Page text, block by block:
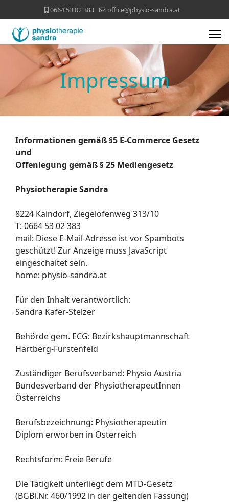
0664 53 02 383 office@physio-sandra.at
Impressum
Informationen gemäß §5 E-Commerce Gesetz
und
Offenlegung gemäß § 25 Mediengesetz
Physiotherapie Sandra
8224 Kaindorf, Ziegelofenweg 313/10
T: 0664 53 02 383
mail: Diese E-Mail-Adresse ist vor Spambots
geschützt! Zur Anzeige muss JavaScript
eingeschaltet sein.
home: physio-sandra.at
Für den Inhalt verantwortlich:
Sandra Käfer-Stelzer
Behörde gem. ECG: Bezirkshauptmannschaft
Hartberg-Fürstenfeld
Zuständiger Berufsverband: Physio Austria
Bundesverband der PhysiotherapeutInnen
Österreichs
Berufsbezeichnung: Physiotherapeutin
Diplom erworben in Österreich
Rechtsform: Freie Berufe
Die Tätigkeit unterliegt dem MTD-Gesetz
(BGBl.Nr. 460/1992 in der geltenden Fassung)